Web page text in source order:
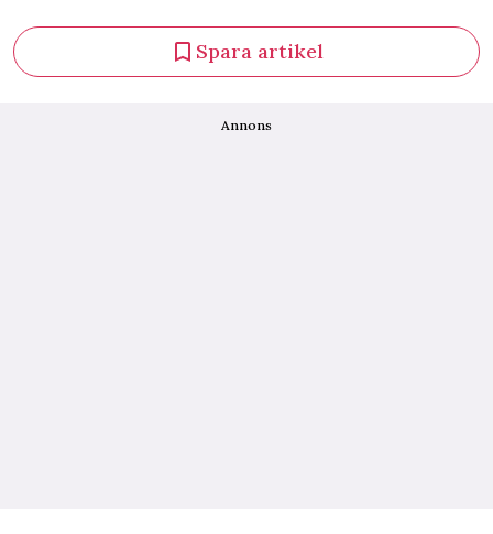
Spara artikel
Annons